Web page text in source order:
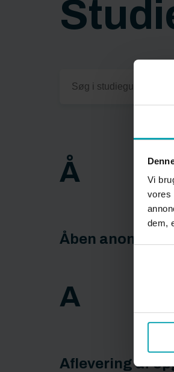
Vi
vores
dem,
Å
Åben anonym
A
Aflevering af